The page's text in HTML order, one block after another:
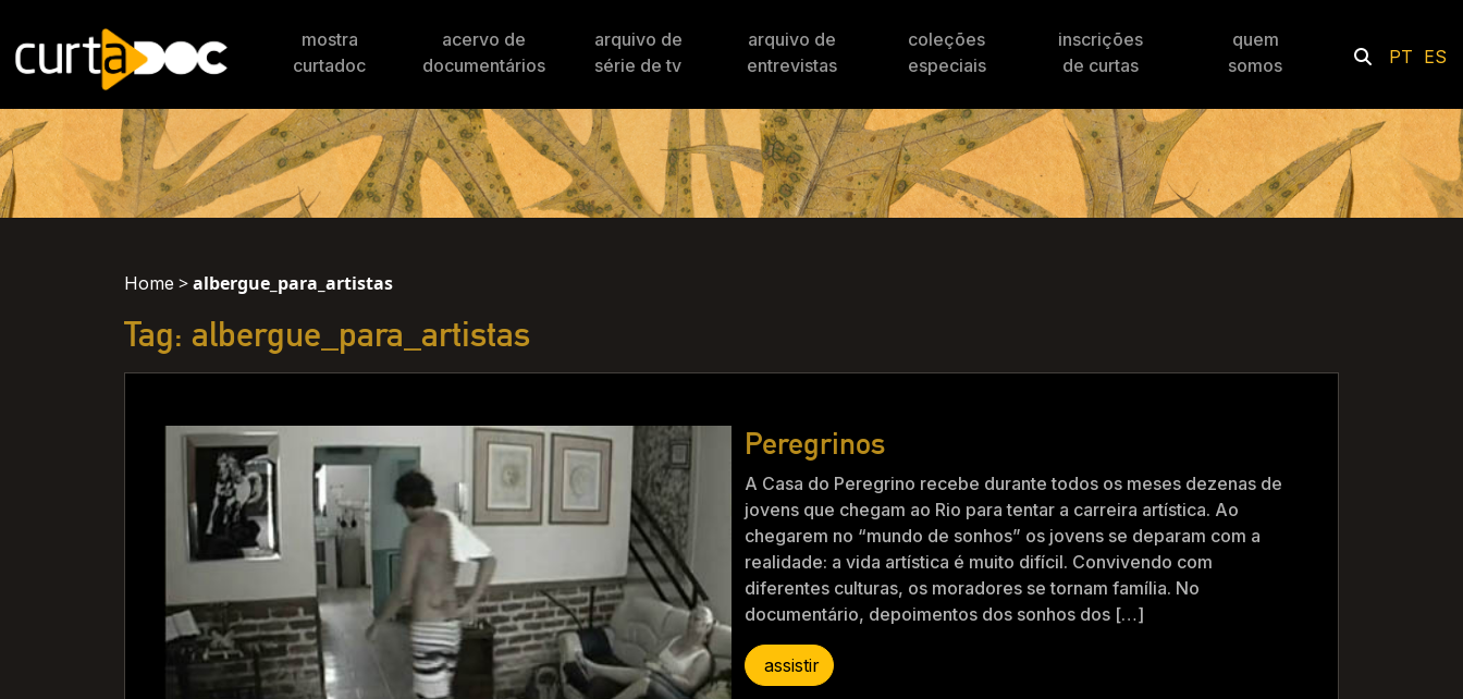
mostra
curtadoc
acervo de
documentários
arquivo de
série de tv
arquivo de
entrevistas
coleções
especiais
inscrições
de curtas
quem
somos
PT ES
Home >albergue_para_artistas
Tag: albergue_para_artistas
Peregrinos
A Casa do Peregrino recebe durante todos os meses dezenas de
jovens que chegam ao Rio para tentar a carreira artística. Ao
chegarem no “mundo de sonhos” os jovens se deparam com a
realidade: a vida artística é muito difícil. Convivendo com
diferentes culturas, os moradores se tornam família. No
documentário, depoimentos dos sonhos dos […]
assistir